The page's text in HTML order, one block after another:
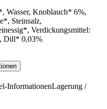
Wasser, Knoblauch* 6%,
Steinsalz,
Verdickungsmittel:
Dill* 0,03%
InformationenLagerung /